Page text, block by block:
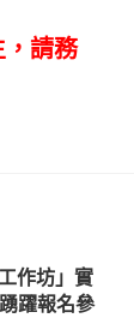
請務
作坊」實
躍報名參